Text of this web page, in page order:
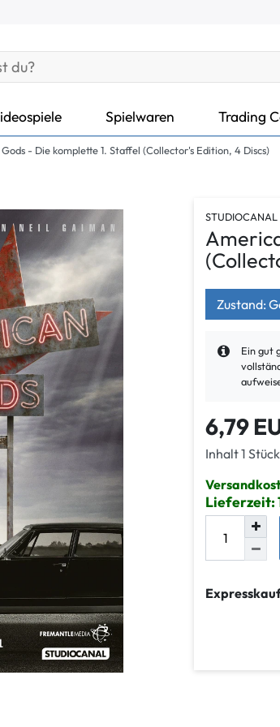
Spielwaren Trading
- Die komplette 1. Staffel (Collector's Edition, 4 Discs)
STUDIOCANAL
Zustand:
Ein gut
6,79
Inhalt1 Stück
Lieferzeit: